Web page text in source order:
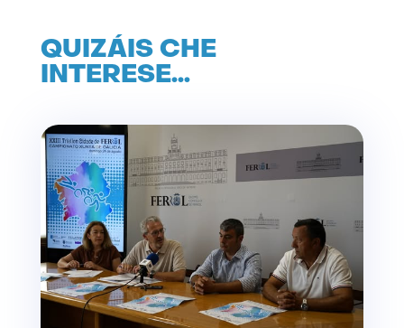
QUIZÁIS CHE
INTERESE…